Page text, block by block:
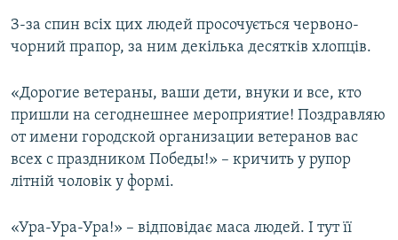
З-за спин всіх цих людей просочується червоно-
чорний прапор, за ним декілька десятків хлопців.
«​Дорогие ветераны, ваши дети, внуки и все, кто
пришли на сегоднешнее мероприятие! Поздравляю
от имени городской организации ветеранов вас
всех с праздником Победы!» – кричить у рупор
літній чоловік у формі.
«​Ура-Ура-Ура!» – відповідає маса людей. І тут її